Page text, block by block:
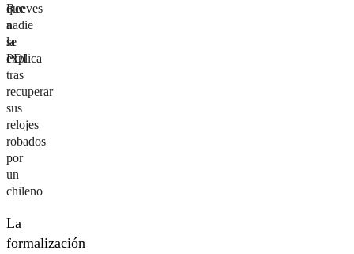
que
nadie
se
explica
Reeves
a
la
PDI
tras
recuperar
sus
relojes
robados
por
un
chileno
La
formalización